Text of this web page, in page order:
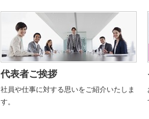
代表者ご挨拶
社員や仕事に対する思いをご紹介いたしま
す。